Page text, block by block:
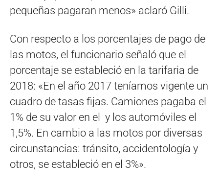
pequeñas pagaran menos» aclaró Gilli.
Con respecto a los porcentajes de pago de
las motos, el funcionario señaló que el
porcentaje se estableció en la tarifaria de
2018: «En el año 2017 teníamos vigente un
cuadro de tasas fijas. Camiones pagaba el
1% de su valor en el y los automóviles el
1,5%. En cambio a las motos por diversas
circunstancias: tránsito, accidentología y
otros, se estableció en el 3%».